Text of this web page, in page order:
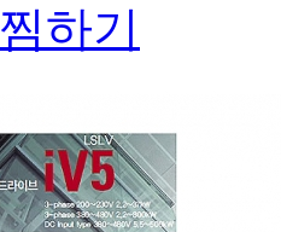
찜하기